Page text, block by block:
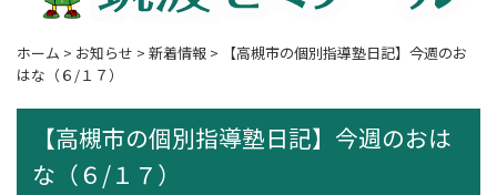
ホーム > お知らせ > 新着情報 >
【高槻市の個別指導塾日記】今週のお
はな（６/１７）
【高槻市の個別指導塾日記】今週のおは
な（６/１７）